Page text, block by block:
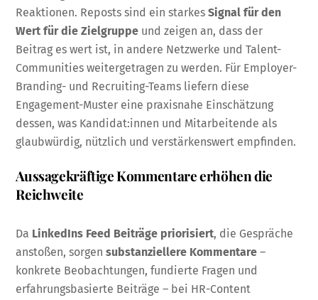
Reaktionen. Reposts sind ein starkesSignal für den
Wert für die Zielgruppe und zeigen an, dass der
Beitrag es wert ist, in andere Netzwerke und Talent-
Communities weitergetragen zu werden. Für Employer-
Branding- und Recruiting-Teams liefern diese
Engagement-Muster eine praxisnahe Einschätzung
dessen, was Kandidat:innen und Mitarbeitende als
glaubwürdig, nützlich und verstärkenswert empfinden.
Aussagekräftige Kommentare erhöhen die
Reichweite
Da LinkedIns Feed Beiträge priorisiert, die Gespräche
anstoßen, sorgensubstanziellere Kommentare –
konkrete Beobachtungen, fundierte Fragen und
erfahrungsbasierte Beiträge – bei HR-Content